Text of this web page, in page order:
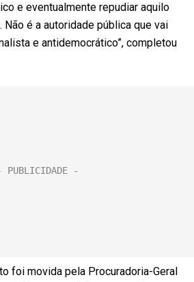
e eventualmente repudiar aquilo
é a autoridade pública que vai
e antidemocrático”, completou
foi movida pela Procuradoria-Geral